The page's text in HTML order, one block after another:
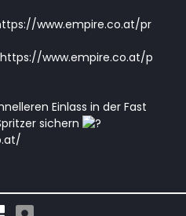
www.empire.co.at/pr
https://www.empire.co.at/p
Einlass in der Fast
sichern